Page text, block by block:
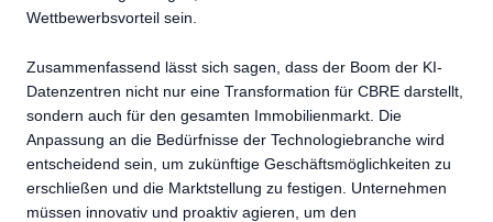
Wettbewerbsvorteil sein.
Zusammenfassend lässt sich sagen, dass der Boom der KI-
Datenzentren nicht nur eine Transformation für CBRE darstellt,
sondern auch für den gesamten Immobilienmarkt. Die
Anpassung an die Bedürfnisse der Technologiebranche wird
entscheidend sein, um zukünftige Geschäftsmöglichkeiten zu
erschließen und die Marktstellung zu festigen. Unternehmen
müssen innovativ und proaktiv agieren, um den